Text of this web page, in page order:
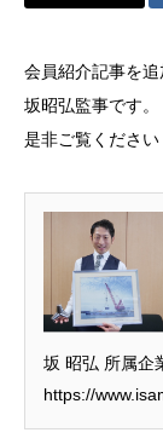
会員紹介記事を追
坂昭弘監事です。
是非ご覧ください
坂 昭弘 所属企
https://